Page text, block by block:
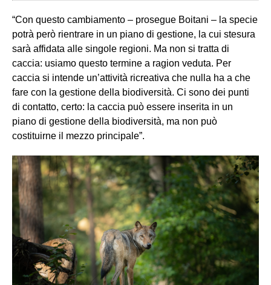
“Con questo cambiamento – prosegue Boitani – la specie
potrà però rientrare in un piano di gestione, la cui stesura
sarà affidata alle singole regioni. Ma non si tratta di
caccia: usiamo questo termine a ragion veduta. Per
caccia si intende un’attività ricreativa che nulla ha a che
fare con la gestione della biodiversità. Ci sono dei punti
di contatto, certo: la caccia può essere inserita in un
piano di gestione della biodiversità, ma non può
costituirne il mezzo principale”.